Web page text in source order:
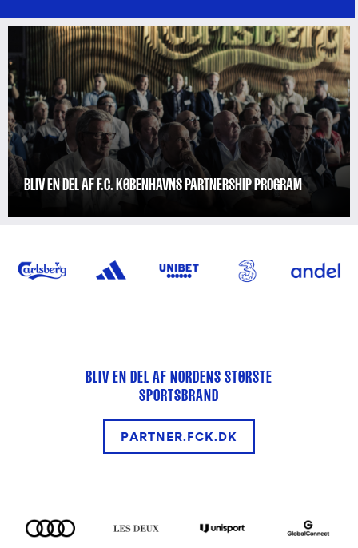
BLIV EN DEL AF F.C. KØBENHAVNS PARTNERSHIP PROGRAM
BLIV EN DEL AF NORDENS STØRSTE
SPORTSBRAND
PARTNER.FCK.DK